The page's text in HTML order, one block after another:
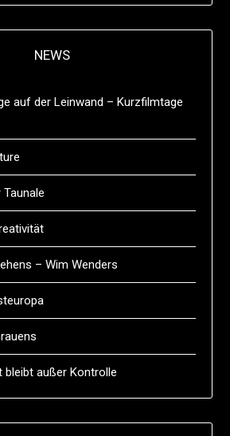
NEWS
auf der Leinwand – Kurzfilmtage
Taunale
– Wim Wenders
bleibt außer Kontrolle